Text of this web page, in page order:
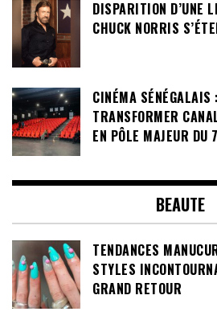
DISPARITION D’UNE
CHUCK NORRIS
CINÉMA SÉNÉGALAIS
TRANSFORMER
EN PÔLE MAJEUR DU
BEAUTE
TENDANCES
STYLES
GRAND RETOUR